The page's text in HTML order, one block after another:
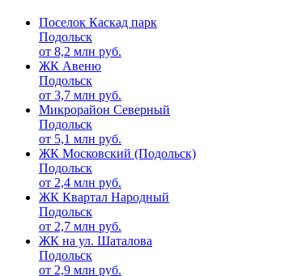
Поселок Каскад парк
Подольск
от 8,2 млн руб.
ЖК Авеню
Подольск
от 3,7 млн руб.
Микрорайон Северный
Подольск
от 5,1 млн руб.
ЖК Московский (Подольск)
Подольск
от 2,4 млн руб.
ЖК Квартал Народный
Подольск
от 2,7 млн руб.
ЖК на ул. Шаталова
Подольск
от 2,9 млн руб.